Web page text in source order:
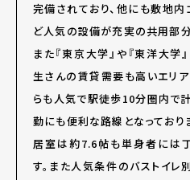
完備されており、他にも敷地
ど人気の設備が充実の共用部分
また『東京大学』や『東洋大
生さんの賃貸需要も高いエリ
らも人気で駅徒歩10分圏内で
勤にも便利な路線となっておりま
居室は約7.6帖も単身者には
す。また人気条件のバストイ